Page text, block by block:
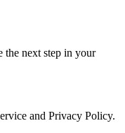
the next step in your
and Privacy Policy.